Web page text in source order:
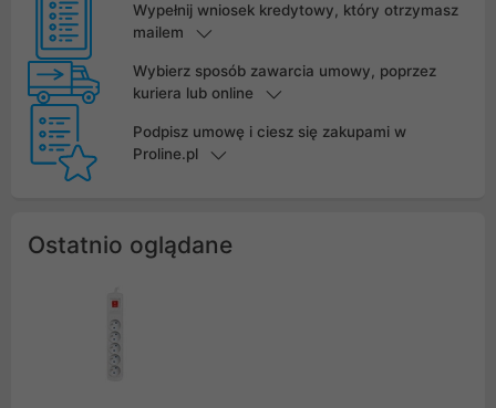
Wypełnij wniosek kredytowy, który otrzymasz
mailem
Wybierz sposób zawarcia umowy, poprzez
kuriera lub online
Podpisz umowę i ciesz się zakupami w
Proline.pl
Ostatnio oglądane